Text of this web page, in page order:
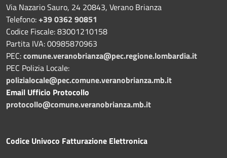
Via Nazario Sauro, 24 20843, Verano Brianza
Telefono:+39 0362 90851
Codice Fiscale: 83001210158
Partita IVA: 00985870963
PEC:comune.veranobrianza@pec.regione.lombardia.it
PEC Polizia Locale:
polizialocale@pec.comune.veranobrianza.mb.it
Email Ufficio Protocollo
protocollo@comune.veranobrianza.mb.it
Codice Univoco Fatturazione Elettronica